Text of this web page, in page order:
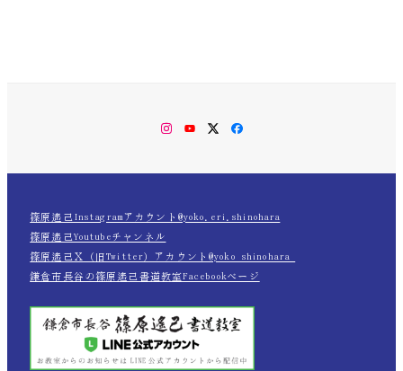
Instagram
YouTubeTwitterFacebook
篠原遙己Instagramアカウント@yoko.eri.shinohara
篠原遙己Youtubeチャンネル
篠原遙己Ｘ（旧Twitter）アカウント@yoko_shinohara_
鎌倉市長谷の篠原遙己書道教室Facebookページ